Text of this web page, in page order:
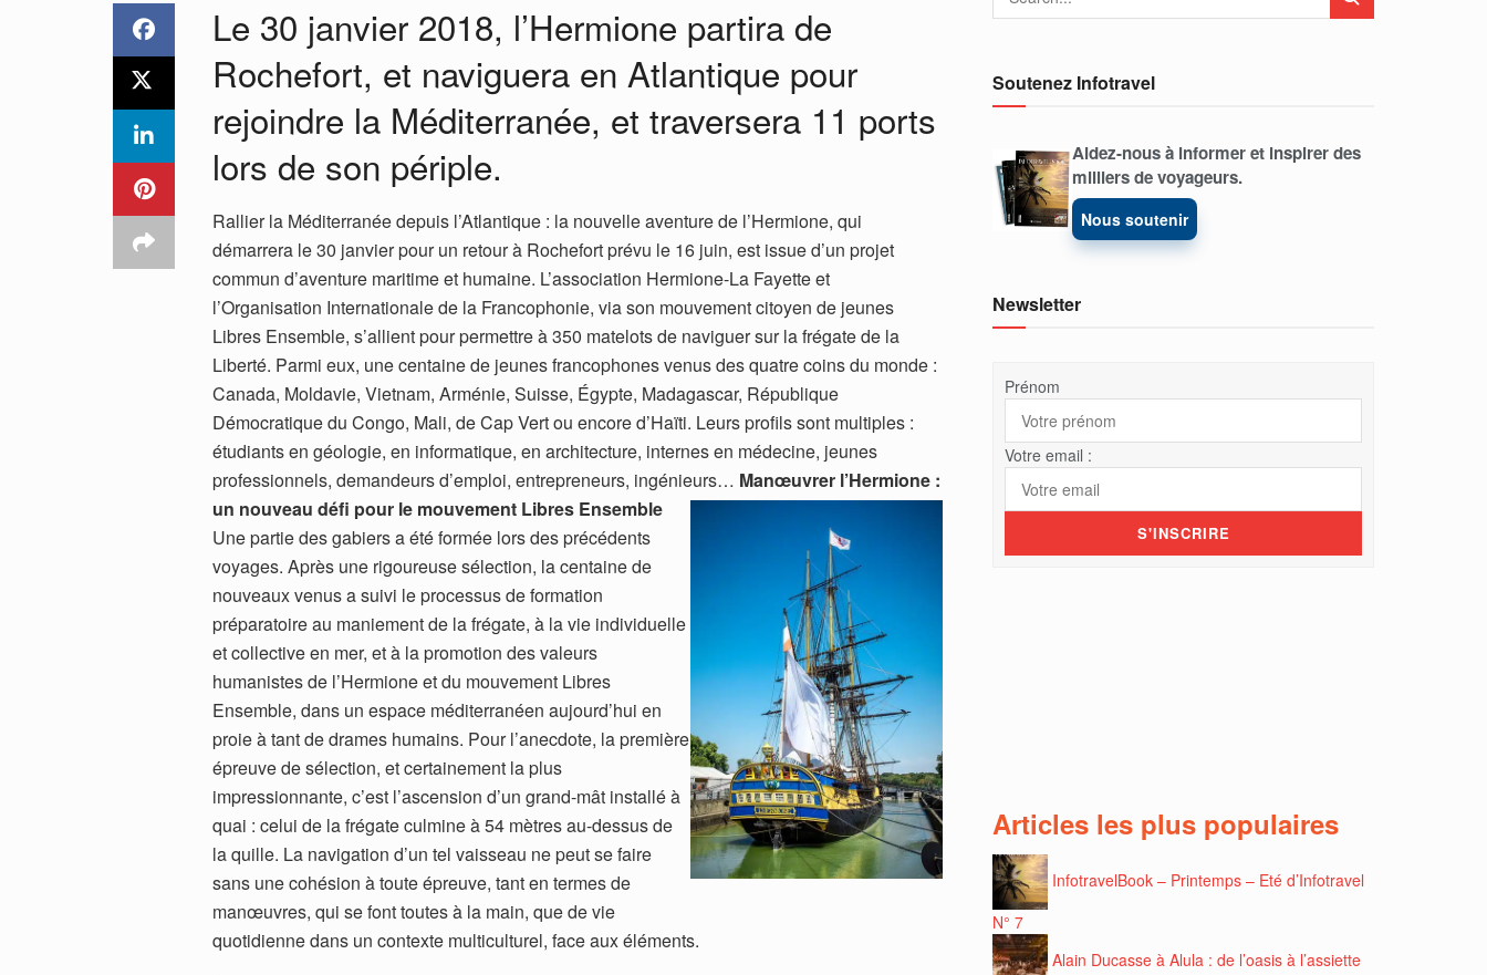
Le 30 janvier 2018, l’Hermione partira de
Rochefort, et naviguera en Atlantique pour
rejoindre la Méditerranée, et traversera 11 ports
lors de son périple.
Rallier la Méditerranée depuis l’Atlantique : la nouvelle aventure de l’Hermione, qui
démarrera le 30 janvier pour un retour à Rochefort prévu le 16 juin, est issue d’un projet
commun d’aventure maritime et humaine. L’association Hermione-La Fayette et
l’Organisation Internationale de la Francophonie, via son mouvement citoyen de jeunes
Libres Ensemble, s’allient pour permettre à 350 matelots de naviguer sur la frégate de la
Liberté. Parmi eux, une centaine de jeunes francophones venus des quatre coins du monde :
Canada, Moldavie, Vietnam, Arménie, Suisse, Égypte, Madagascar, République
Démocratique du Congo, Mali, de Cap Vert ou encore d’Haïti. Leurs profils sont multiples :
étudiants en géologie, en informatique, en architecture, internes en médecine, jeunes
professionnels, demandeurs d’emploi, entrepreneurs, ingénieurs… Manœuvrer l’Hermione :
un nouveau défi pour le mouvement Libres Ensemble
Une partie des gabiers a été formée lors des précédents
voyages. Après une rigoureuse sélection, la centaine de
nouveaux venus a suivi le processus de formation
préparatoire au maniement de la frégate, à la vie individuelle
et collective en mer, et à la promotion des valeurs
humanistes de l’Hermione et du mouvement Libres
Ensemble, dans un espace méditerranéen aujourd’hui en
proie à tant de drames humains. Pour l’anecdote, la première
épreuve de sélection, et certainement la plus
impressionnante, c’est l’ascension d’un grand-mât installé à
quai : celui de la frégate culmine à 54 mètres au-dessus de
la quille. La navigation d’un tel vaisseau ne peut se faire
sans une cohésion à toute épreuve, tant en termes de
manœuvres, qui se font toutes à la main, que de vie
quotidienne dans un contexte multiculturel, face aux éléments.
Soutenez Infotravel
Aidez-nous à informer et inspirer des
milliers de voyageurs.
Nous soutenir
Newsletter
Prénom
Votre email :
Articles les plus populaires
InfotravelBook – Printemps – Eté d’Infotravel
N° 7
Alain Ducasse à Alula : de l’oasis à l’assiette